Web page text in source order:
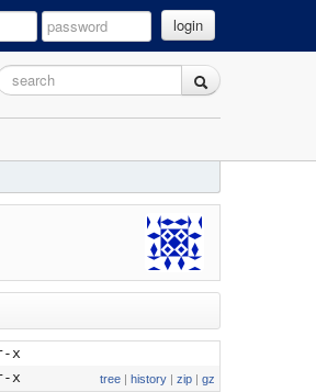
login
x
x tree | history | zip | gz